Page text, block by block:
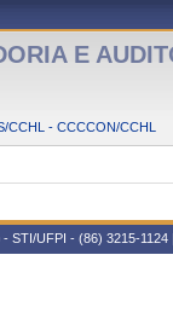
E
CCHL - CCCCON/CCHL
STI/UFPI - (86) 3215-1124